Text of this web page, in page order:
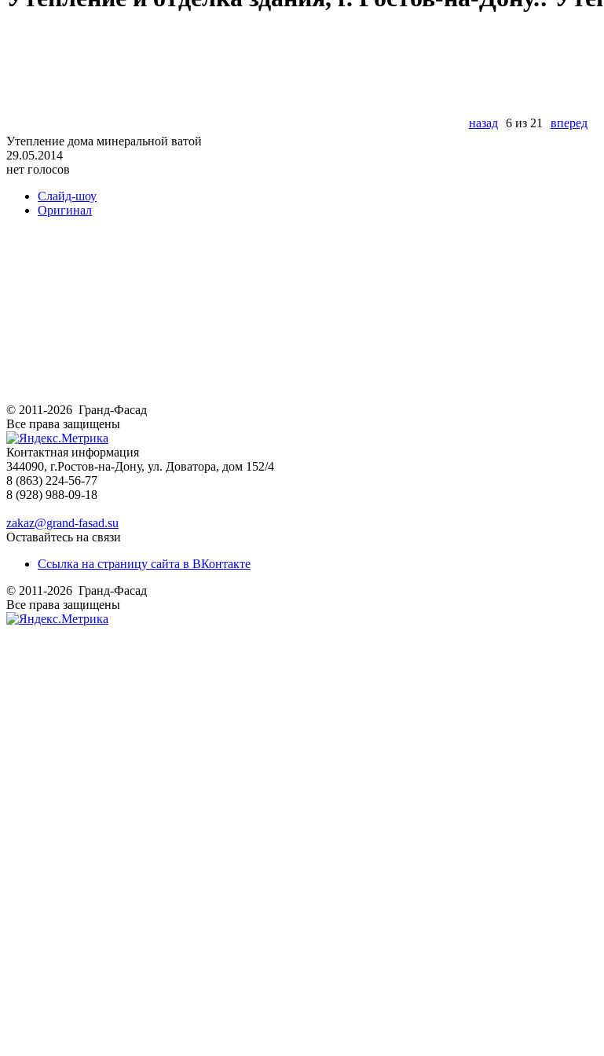
назад 6 из 21
вперед
Утепление дома минеральной ватой
29.05.2014
нет голосов
Слайд-шоу
Оригинал
© 2011-2026 Гранд-Фасад
Все права защищены
Контактная информация
344090, г.Ростов-на-Дону, ул. Доватора, дом 152/4
8 (863) 224-56-77
8 (928) 988-09-18
zakaz@grand-fasad.su
Оставайтесь на связи
Ссылка на страницу сайта в ВКонтакте
© 2011-2026 Гранд-Фасад
Все права защищены